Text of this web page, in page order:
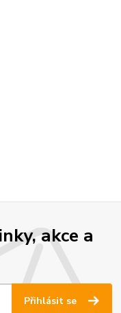
akce a
Přihlásit se